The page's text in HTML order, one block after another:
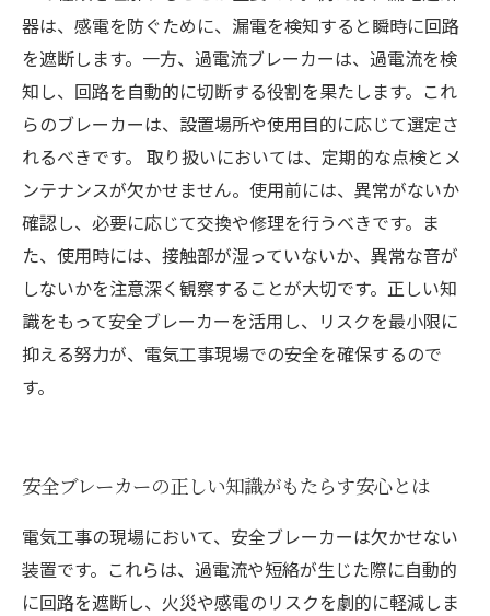
器は、感電を防ぐために、漏電を検知すると瞬時に回路
を遮断します。一方、過電流ブレーカーは、過電流を検
知し、回路を自動的に切断する役割を果たします。これ
らのブレーカーは、設置場所や使用目的に応じて選定さ
れるべきです。 取り扱いにおいては、定期的な点検とメ
ンテナンスが欠かせません。使用前には、異常がないか
確認し、必要に応じて交換や修理を行うべきです。ま
た、使用時には、接触部が湿っていないか、異常な音が
しないかを注意深く観察することが大切です。正しい知
識をもって安全ブレーカーを活用し、リスクを最小限に
抑える努力が、電気工事現場での安全を確保するので
す。
安全ブレーカーの正しい知識がもたらす安心とは
電気工事の現場において、安全ブレーカーは欠かせない
装置です。これらは、過電流や短絡が生じた際に自動的
に回路を遮断し、火災や感電のリスクを劇的に軽減しま